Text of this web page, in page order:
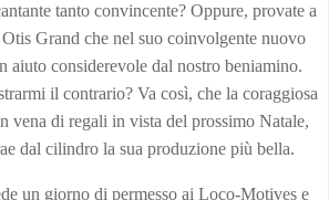
tanto convincente? Oppure, provate a
Grand che nel suo coinvolgente nuovo
aiuto considerevole dal nostro beniamino.
il contrario? Va così, che la coraggiosa
vena di regali in vista del prossimo Natale,
dal cilindro la sua produzione più bella.
un giorno di permesso ai Loco-Motives e